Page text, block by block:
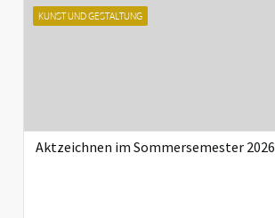
KUNST UND GESTALTUNG
Aktzeichnen im Sommersemester 2026